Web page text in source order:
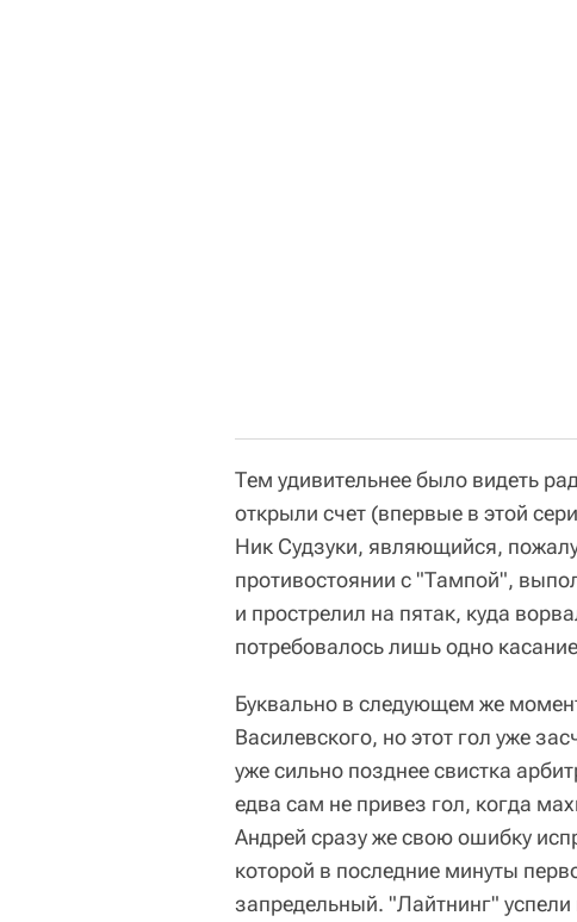
Тем удивительнее было видеть
открыли счет (впервые в этой
Ник Судзуки, являющийся,
противостоянии с "Тампой",
и прострелил на пятак, куда
потребовалось лишь одно
Буквально в следующем же
Василевского, но этот гол уже
уже сильно позднее свистка
едва сам не привез гол, когда
Андрей сразу же свою ошибку
которой в последние минуты
запредельный. "Лайтнинг"